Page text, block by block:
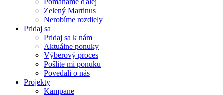
Pomáhame ďalej
Zelený Martinus
Nerobíme rozdiely
Pridaj sa
Pridaj sa k nám
Aktuálne ponuky
Výberový proces
Pošlite mi ponuku
Povedali o nás
Projekty
Kampane